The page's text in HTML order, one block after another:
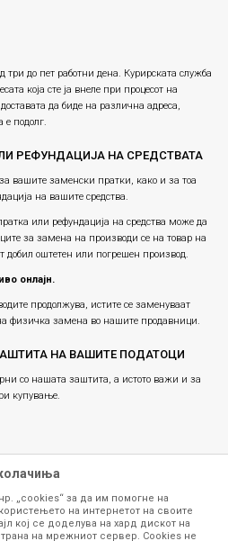
три до пет работни дена. Курирската служба
која сте ја внеле при процесот на
да биде на различна адреса,
е подолг.
РЕФУНДАЦИЈА НА СРЕДСТВАТА
вашите заменски пратки, како и за тоа
на вашите средства.
или рефундацијa на средства може да
за замена на производи се на товар на
добил оштетен или погрешен производ.
онлајн.
продолжува, истите се заменуваат
физичка замена во нашите продавници.
НА ВАШИТЕ ПОДАТОЦИ
со нашата заштита, а истото важи и за
купување.
„cookies“ за да им помогне на
на интернетот на своите
кој се доделува на хард дискот на
на мрежниот сервер. Cookies не